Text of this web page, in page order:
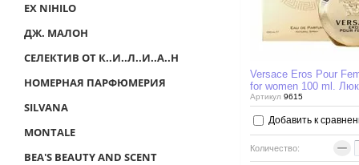
Versace Eros Pour
for women 100 ml.
Артикул 9615
Добавить к
Количество: −
EX NIHILO
ДЖ. МАЛОН
СЕЛЕКТИВ ОТ К..И..Л..И..А..Н
НОМЕРНАЯ ПАРФЮМЕРИЯ
SILVANA
MONTALE
BEA'S BEAUTY AND SCENT